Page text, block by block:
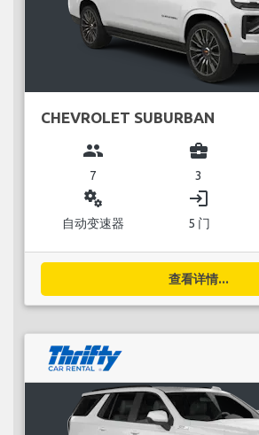
CHEVROLET SUBURBAN
group
7
business_center
3
miscellaneous_services
自动变速器
login
5 门
查看详情...